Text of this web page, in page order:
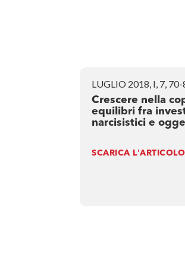
LUGLIO 2018, I, 7,
Crescere nella
equilibri fra
narcisistici e
SCARICA L'ARTICOLO